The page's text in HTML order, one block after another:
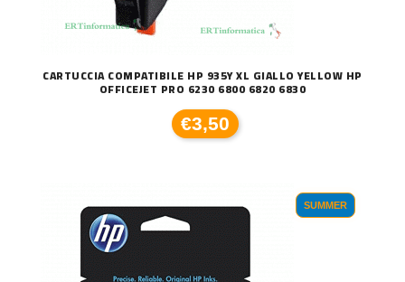
CARTUCCIA COMPATIBILE HP 935Y XL GIALLO YELLOW HP
OFFICEJET PRO 6230 6800 6820 6830
€3,50
SUMMER